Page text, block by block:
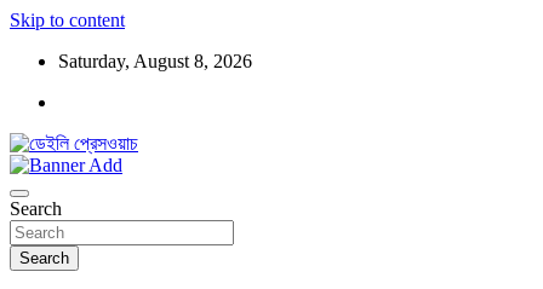
Skip to content
Saturday, August 8, 2026
ডেইলি প্রেসওয়াচ
Search
Search